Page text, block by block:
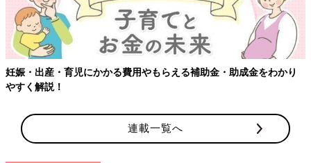
出産・育児にかかる費用やもらえる補助金・助成金をわかり
解説！
【ワ
連載一覧へ